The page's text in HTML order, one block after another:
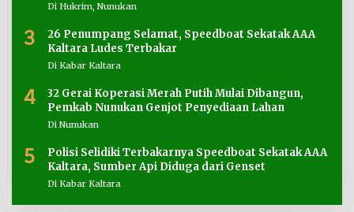
Di Hukrim, Nunukan
3
26 Penumpang Selamat, Speedboat Sekatak AAA
Kaltara Ludes Terbakar
Di Kabar Kaltara
4
32 Gerai Koperasi Merah Putih Mulai Dibangun,
Pemkab Nunukan Genjot Penyediaan Lahan
Di Nunukan
5
Polisi Selidiki Terbakarnya Speedboat Sekatak AAA
Kaltara, Sumber Api Diduga dari Genset
Di Kabar Kaltara